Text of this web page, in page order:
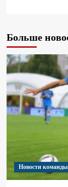
Больше
Новости команды